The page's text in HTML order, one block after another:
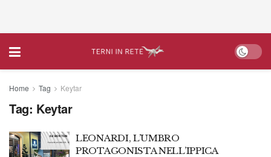
Home Tag Keytar
Tag: Keytar
LEONARDI, L’UMBRO
PROTAGONISTA NELL’IPPICA